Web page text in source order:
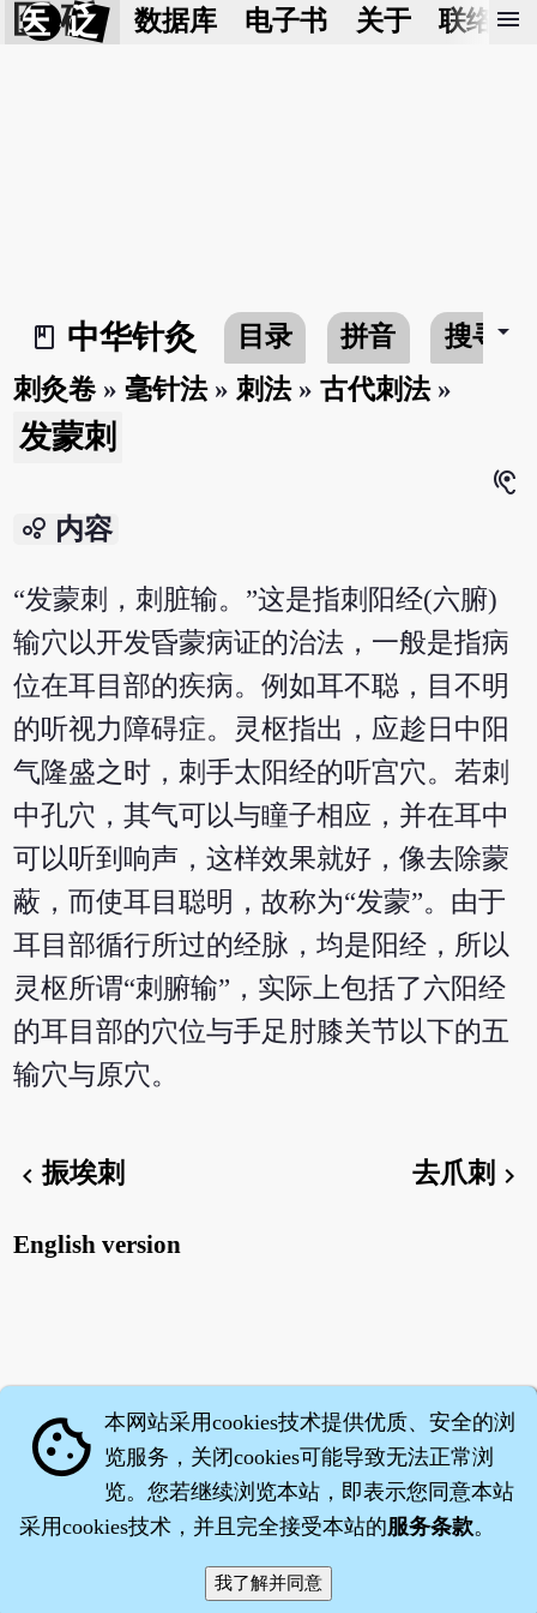
医 砭 数据库 电子书 关于 联络我
menu
book_2
中华针灸 目录 拼音 搜寻arrow_drop_down
刺灸卷 »毫针法» 刺法»古代刺法»
发蒙刺
hearing
bubble_chart 内容
“发蒙刺，刺脏输。”这是指刺阳经(六腑)
输穴以开发昏蒙病证的治法，一般是指病
位在耳目部的疾病。例如耳不聪，目不明
的听视力障碍症。灵枢指出，应趁日中阳
气隆盛之时，刺手太阳经的听宫穴。若刺
中孔穴，其气可以与瞳子相应，并在耳中
可以听到响声，这样效果就好，像去除蒙
蔽，而使耳目聪明，故称为“发蒙”。由于
耳目部循行所过的经脉，均是阳经，所以
灵枢所谓“刺腑输”，实际上包括了六阳经
的耳目部的穴位与手足肘膝关节以下的五
输穴与原穴。
chevron_left振埃刺 去爪刺chevron_right
English version
·沈药子©2008～2026
cookie 本网站采用cookies技术提供优质、安全的浏
览服务，关闭cookies可能导致无法正常浏
览。您若继续浏览本站，即表示您同意本站
采用cookies技术，并且完全接受本站的服务条款。